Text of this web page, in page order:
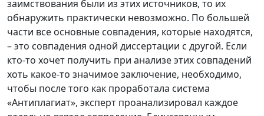
заимствования были из этих источников, то их
обнаружить практически невозможно. По большей
части все основные совпадения, которые находятся,
– это совпадения одной диссертации с другой. Если
кто-то хочет получить при анализе этих совпадений
хоть какое-то значимое заключение, необходимо,
чтобы после того как проработала система
«Антиплагиат», эксперт проанализировал каждое